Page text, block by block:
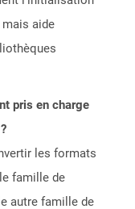
mais aide
pris en charge
les formats
famille de
autre famille de